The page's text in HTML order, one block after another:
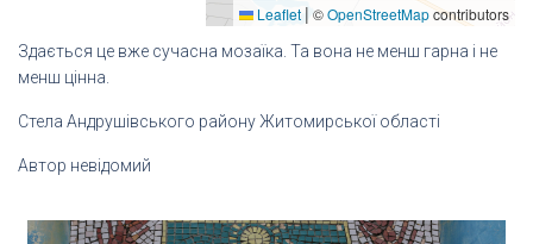
Leaflet | ©OpenStreetMapcontributors
Здається це вже сучасна мозаїка. Та вона не менш гарна і не
менш цінна.
Стела Андрушівського району Житомирської області
Автор невідомий